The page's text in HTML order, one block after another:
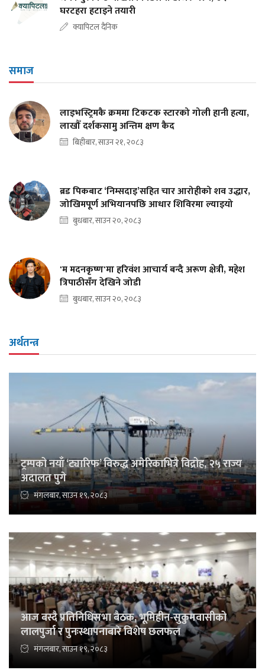
घरटहरा हटाइने तयारी
क्यापिटल दैनिक
समाज
लाइभस्ट्रिमकै क्रममा टिकटक स्टारको गोली हानी हत्या,
लाखौँ दर्शकसामु अन्तिम क्षण कैद
बिहीबार, साउन २१, २०८३
ब्रड पिकबाट ‘निम्सदाइ’सहित चार आरोहीको शव उद्धार,
जोखिमपूर्ण अभियानपछि आधार शिविरमा ल्याइयो
बुधबार, साउन २०, २०८३
'म मदनकृष्ण'मा हरिवंश आचार्य बन्दै अरूण क्षेत्री, महेश
त्रिपाठीसँग देखिने जोडी
बुधबार, साउन २०, २०८३
अर्थतन्त्र
ट्रम्पको नयाँ ‘ट्यारिफ’ विरुद्ध अमेरिकाभित्रै विद्रोह, २५ राज्य
अदालत पुगे
मंगलबार, साउन १९, २०८३
आज बस्दै प्रतिनिधिसभा बैठक, भूमिहीन-सुकुमवासीको
लालपुर्जा र पुनःस्थापनाबारे विशेष छलफल
मंगलबार, साउन १९, २०८३